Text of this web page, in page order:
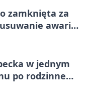
zamknięta za
awarii
w jednym
po rodzinne